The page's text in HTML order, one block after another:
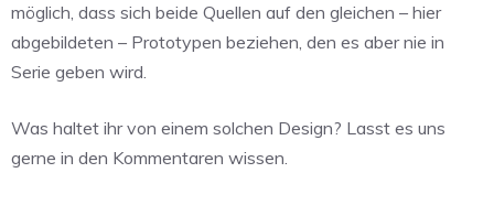
möglich, dass sich beide Quellen auf den gleichen – hier
abgebildeten – Prototypen beziehen, den es aber nie in
Serie geben wird.
Was haltet ihr von einem solchen Design? Lasst es uns
gerne in den Kommentaren wissen.